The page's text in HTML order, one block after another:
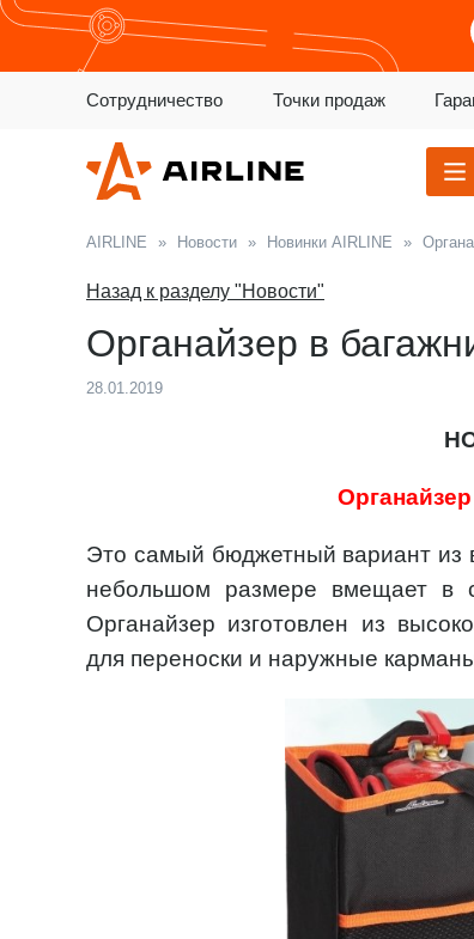
Сотрудничество Точки продаж
AIRLINE » Новости » Новинки AIRLINE »
Назад к разделу "Новости"
Органайзер в
28.01.2019
Это самый бюджетный вариант из
небольшом размере вмещает в
Органайзер изготовлен из
для переноски и наружные